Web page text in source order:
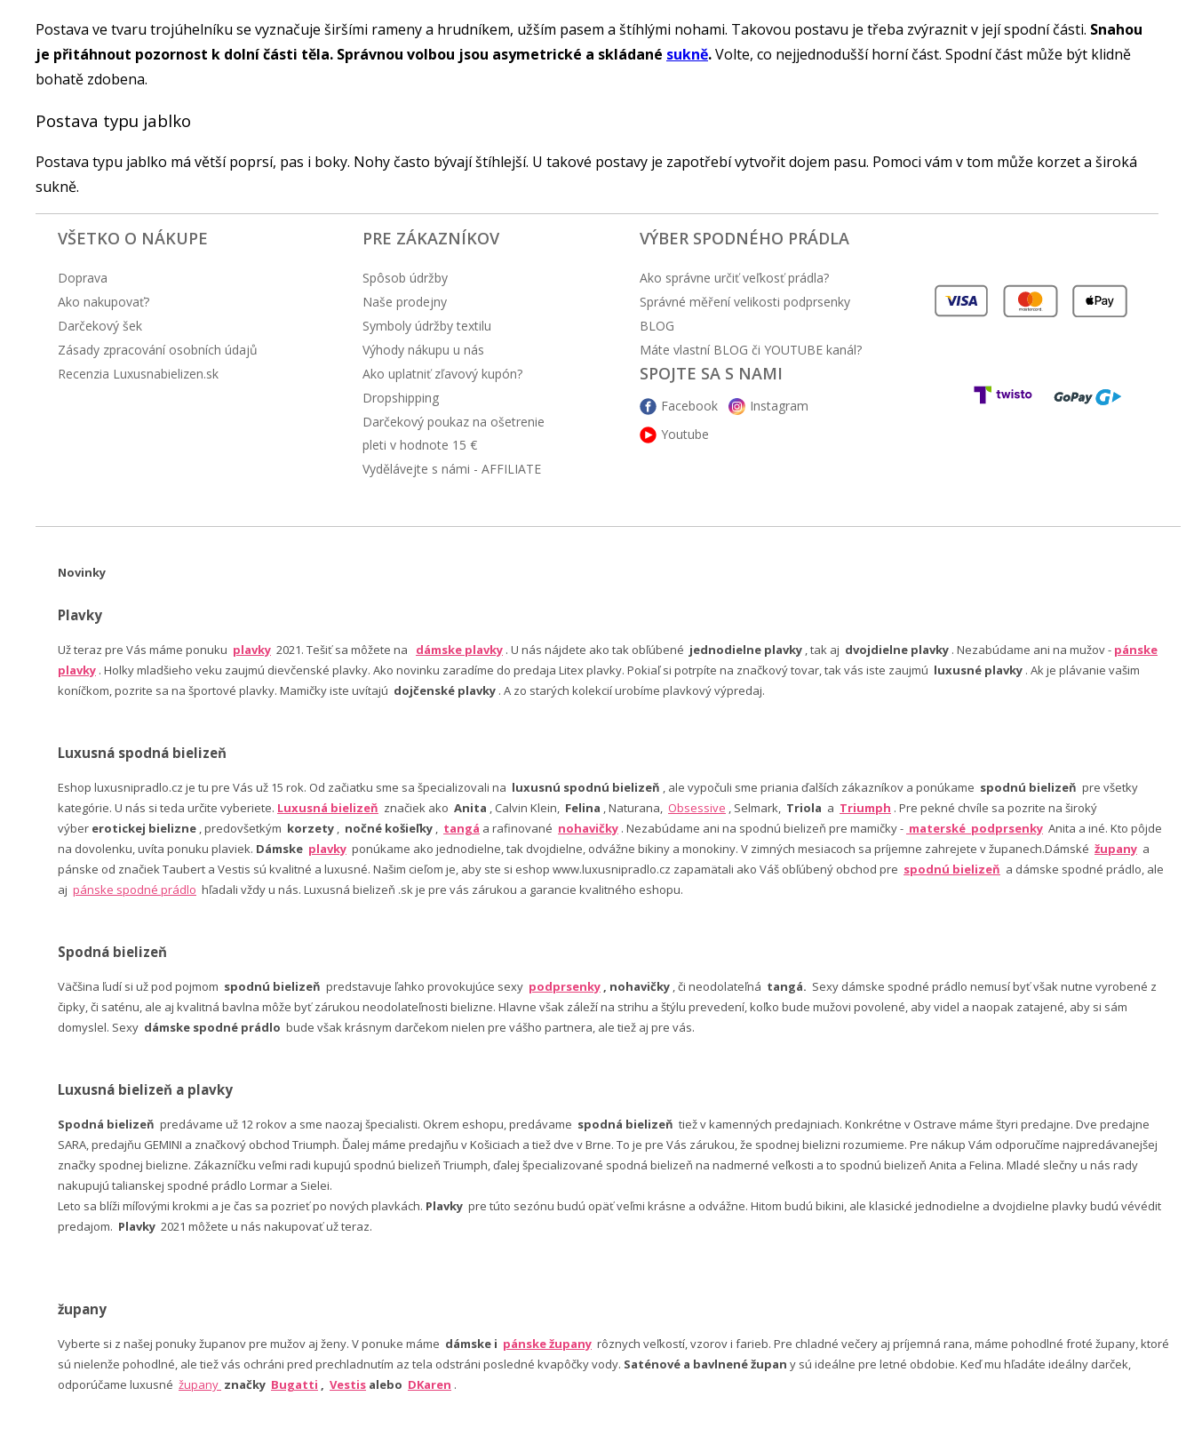
Postava ve tvaru trojúhelníku se vyznačuje širšími rameny a hrudníkem, užším pasem a štíhlými nohami. Takovou postavu je třeba zvýraznit v její spodní části. Snahou
je přitáhnout pozornost k dolní části těla. Správnou volbou jsou asymetrické a skládané sukně.Volte, co nejjednodušší horní část. Spodní část může být klidně
bohatě zdobena.
Postava typu jablko
Postava typu jablko má větší poprsí, pas i boky. Nohy často bývají štíhlejší. U takové postavy je zapotřebí vytvořit dojem pasu. Pomoci vám v tom může korzet a široká
sukně.
VŠETKO O NÁKUPE
Doprava
Ako nakupovať?
Darčekový šek
Zásady zpracování osobních údajů
Recenzia Luxusnabielizen.sk
PRE ZÁKAZNÍKOV
Spôsob údržby
Naše prodejny
Symboly údržby textilu
Výhody nákupu u nás
Ako uplatniť zľavový kupón?
Dropshipping
Darčekový poukaz na ošetrenie
pleti v hodnote 15 €
Vydělávejte s námi - AFFILIATE
VÝBER SPODNÉHO PRÁDLA
Ako správne určiť veľkosť prádla?
Správné měření velikosti podprsenky
BLOG
Máte vlastní BLOG či YOUTUBE kanál?
SPOJTE SA S NAMI
Facebook
Instagram
Youtube
Novinky
Plavky
Už teraz pre Vás máme ponuku plavky 2021. Tešiť sa môžete na dámske plavky . U nás nájdete ako tak obľúbené jednodielne plavky , tak aj dvojdielne plavky . Nezabúdame ani na mužov - pánske
plavky . Holky mladšieho veku zaujmú dievčenské plavky. Ako novinku zaradíme do predaja Litex plavky. Pokiaľ si potrpíte na značkový tovar, tak vás iste zaujmú luxusné plavky . Ak je plávanie vašim
koníčkom, pozrite sa na športové plavky. Mamičky iste uvítajú dojčenské plavky . A zo starých kolekcií urobíme plavkový výpredaj.
Luxusná spodná bielizeň
Eshop luxusnipradlo.cz je tu pre Vás už 15 rok. Od začiatku sme sa špecializovali na luxusnú spodnú bielizeň , ale vypočuli sme priania ďalších zákazníkov a ponúkame spodnú bielizeň pre všetky
kategórie. U nás si teda určite vyberiete. Luxusná bielizeň značiek ako Anita , Calvin Klein, Felina , Naturana, Obsessive , Selmark, Triola a Triumph . Pre pekné chvíle sa pozrite na široký
výber erotickej bielizne , predovšetkým korzety , nočné košieľky , tangá a rafinované nohavičky . Nezabúdame ani na spodnú bielizeň pre mamičky - materské podprsenky Anita a iné. Kto pôjde
na dovolenku, uvíta ponuku plaviek. Dámske plavky ponúkame ako jednodielne, tak dvojdielne, odvážne bikiny a monokiny. V zimných mesiacoch sa príjemne zahrejete v županech.Dámské župany a
pánske od značiek Taubert a Vestis sú kvalitné a luxusné. Našim cieľom je, aby ste si eshop www.luxusnipradlo.cz zapamätali ako Váš obľúbený obchod pre spodnú bielizeň a dámske spodné prádlo, ale
aj pánske spodné prádlo hľadali vždy u nás. Luxusná bielizeň .sk je pre vás zárukou a garancie kvalitného eshopu.
Spodná bielizeň
Väčšina ľudí si už pod pojmom spodnú bielizeň predstavuje ľahko provokujúce sexy podprsenky , nohavičky , či neodolateľná tangá. Sexy dámske spodné prádlo nemusí byť však nutne vyrobené z
čipky, či saténu, ale aj kvalitná bavlna môže byť zárukou neodolateľnosti bielizne. Hlavne však záleží na strihu a štýlu prevedení, koľko bude mužovi povolené, aby videl a naopak zatajené, aby si sám
domyslel. Sexy dámske spodné prádlo bude však krásnym darčekom nielen pre vášho partnera, ale tiež aj pre vás.
Luxusná bielizeň a plavky
Spodná bielizeň predávame už 12 rokov a sme naozaj špecialisti. Okrem eshopu, predávame spodná bielizeň tiež v kamenných predajniach. Konkrétne v Ostrave máme štyri predajne. Dve predajne
SARA, predajňu GEMINI a značkový obchod Triumph. Ďalej máme predajňu v Košiciach a tiež dve v Brne. To je pre Vás zárukou, že spodnej bielizni rozumieme. Pre nákup Vám odporučíme najpredávanejšej
značky spodnej bielizne. Zákazníčku veľmi radi kupujú spodnú bielizeň Triumph, ďalej špecializované spodná bielizeň na nadmerné veľkosti a to spodnú bielizeň Anita a Felina. Mladé slečny u nás rady
nakupujú talianskej spodné prádlo Lormar a Sielei.
Leto sa blíži míľovými krokmi a je čas sa pozrieť po nových plavkách. Plavky pre túto sezónu budú opäť veľmi krásne a odvážne. Hitom budú bikini, ale klasické jednodielne a dvojdielne plavky budú vévédit
predajom. Plavky 2021 môžete u nás nakupovať už teraz.
župany
Vyberte si z našej ponuky županov pre mužov aj ženy. V ponuke máme dámske i pánske župany rôznych veľkostí, vzorov i farieb. Pre chladné večery aj príjemná rana, máme pohodlné froté župany, ktoré
sú nielenže pohodlné, ale tiež vás ochráni pred prechladnutím az tela odstráni posledné kvapôčky vody. Saténové a bavlnené župan y sú ideálne pre letné obdobie. Keď mu hľadáte ideálny darček,
odporúčame luxusné župany značky Bugatti , Vestis alebo DKaren .